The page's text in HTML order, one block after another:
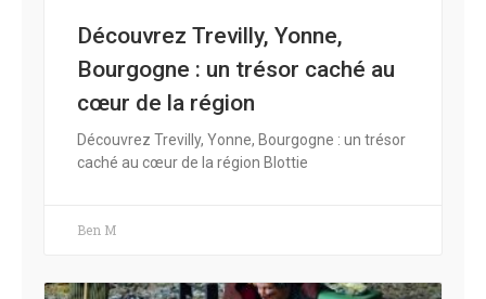
Découvrez Trevilly, Yonne,
Bourgogne : un trésor caché au
cœur de la région
Découvrez Trevilly, Yonne, Bourgogne : un trésor
caché au cœur de la région Blottie
Ben M